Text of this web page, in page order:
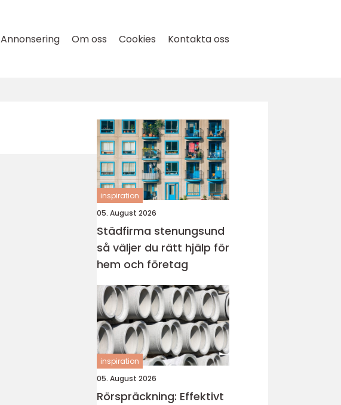
Annonsering Om oss Cookies Kontakta oss
inspiration
05. August 2026
Städfirma stenungsund
så väljer du rätt hjälp för
hem och företag
inspiration
05. August 2026
Rörspräckning: Effektivt